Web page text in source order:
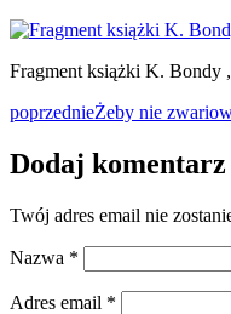
Fragment książki K. Bondy
poprzednieŻeby nie
Dodaj komentarz
Twój adres email nie
Nazwa *
Adres email *